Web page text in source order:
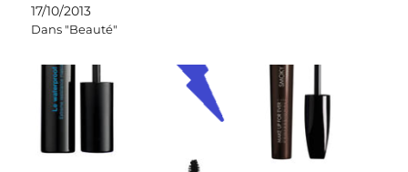
17/10/2013
Dans "Beauté"